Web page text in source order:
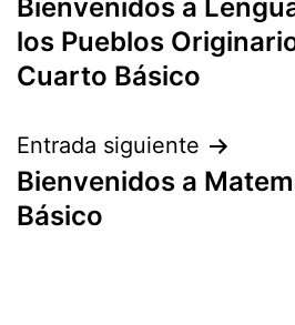
de
entradas
Bienvenidos a
los Pueblos
Cuarto Básico
Entrada siguiente
Bienvenidos a
Básico